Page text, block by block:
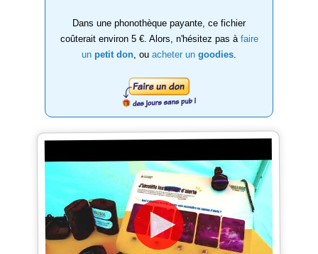
Dans une phonothèque payante, ce fichier
coûterait environ 5 €. Alors, n'hésitez pas à faire
un petit don , ou acheter un goodies